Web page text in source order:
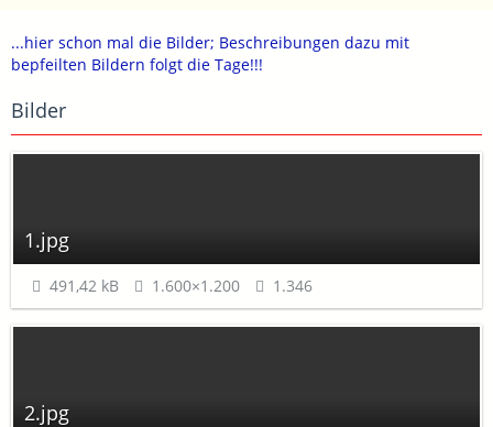
...hier schon mal die Bilder; Beschreibungen dazu mit
bepfeilten Bildern folgt die Tage!!!
Bilder
1.jpg
491,42 kB 1.600×1.200 1.346
2.jpg